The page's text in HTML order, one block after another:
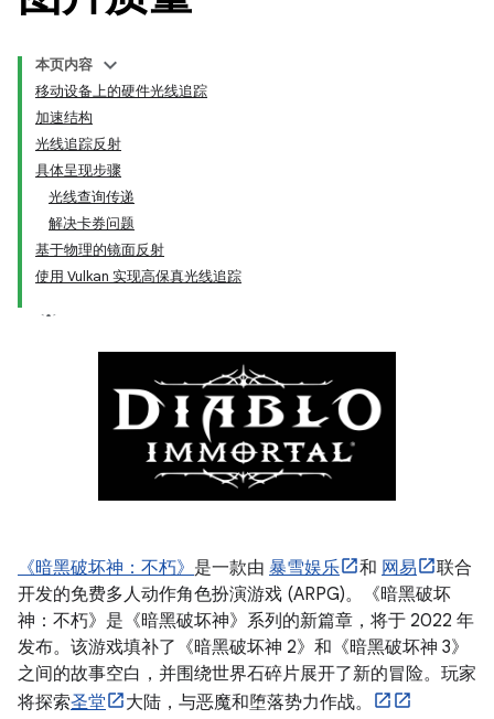
本页内容
移动设备上的硬件光线追踪
加速结构
光线追踪反射
具体呈现步骤
光线查询传递
解决卡券问题
基于物理的镜面反射
使用 Vulkan 实现高保真光线追踪
《暗黑破坏神：不朽》 是一款由 暴雪娱乐 和 网易
联合
开发的免费多人动作角色扮演游戏 (ARPG)。《暗黑破坏
神：不朽》是《暗黑破坏神》系列的新篇章，将于 2022 年
发布。该游戏填补了《暗黑破坏神 2》和《暗黑破坏神 3》
之间的故事空白，并围绕世界石碎片展开了新的冒险。玩家
将探索圣堂
大陆，与恶魔和堕落势力作战。